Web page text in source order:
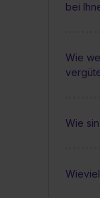
bei
Wie
Wie